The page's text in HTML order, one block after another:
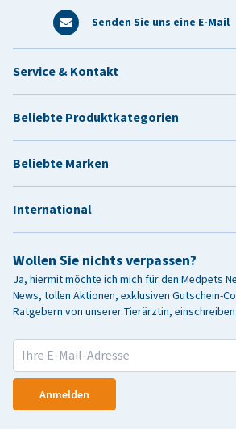
Senden Sie uns eine E-Mail
Wollen Sie nichts verpassen?
Ja, hiermit möchte ich mich für den Medpets
News, tollen Aktionen, exklusiven Gutschein-
Ratgebern von unserer Tierärztin, einschreiben.
Anmelden
Service & Kontakt
Beliebte Produktkategorien
Beliebte Marken
International